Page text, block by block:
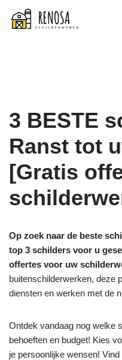
Spring
3 BESTE
Ranst tot
[Gratis
Op zoek naar de beste
top 3 schilders voor u
offertes voor uw
buitenschilderwerken, deze
diensten en werken met de
Ontdek vandaag nog welke
behoeften en budget! Kies
je persoonlijke wensen! Vind